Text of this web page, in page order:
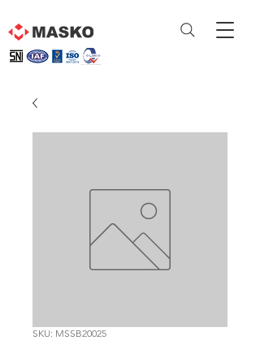
SKU: MSSB20025